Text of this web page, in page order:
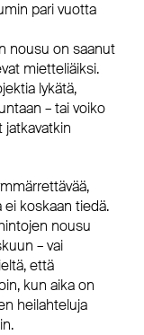
pari vuotta
nousu on saanut
mietteliäiksi.
lykätä,
– tai voiko
jatkavatkin
koskaan tiedä.
nousu
– vai
että
kun aika on
heilahteluja